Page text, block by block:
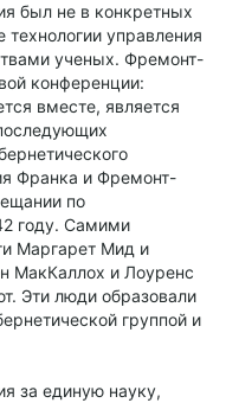
был не в конкретных
технологии управления
ученых. Фремонт-
конференции:
вместе, является
Франка и Фремонт-
по
году. Самими
Маргарет Мид и
МакКаллох и Лоуренс
Эти люди образовали
группой и
за единую науку,